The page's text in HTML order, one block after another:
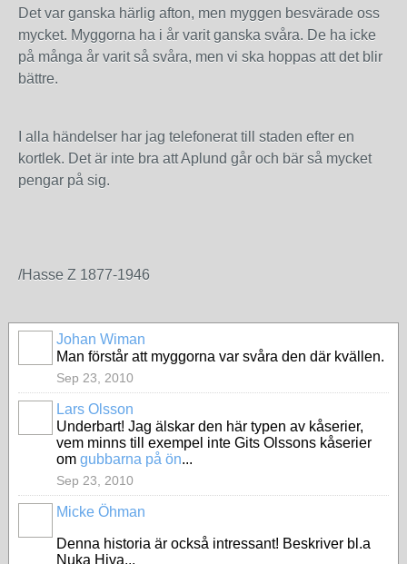
Det var ganska härlig afton, men myggen besvärade oss
mycket. Myggorna ha i år varit ganska svåra. De ha icke
på många år varit så svåra, men vi ska hoppas att det blir
bättre.
I alla händelser har jag telefonerat till staden efter en
kortlek. Det är inte bra att Aplund går och bär så mycket
pengar på sig.
/Hasse Z 1877-1946
Johan Wiman
Man förstår att myggorna var svåra den där kvällen.
Sep 23, 2010
Lars Olsson
Underbart! Jag älskar den här typen av kåserier,
vem minns till exempel inte Gits Olssons kåserier
om gubbarna på ön...
Sep 23, 2010
Micke Öhman
Denna historia är också intressant! Beskriver bl.a
Nuka Hiva...